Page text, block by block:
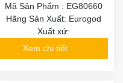
Mã Sản Phẩm : EG80660
Hãng Sản Xuất: Eurogod
Xuất xứ:
Xem chi tiết